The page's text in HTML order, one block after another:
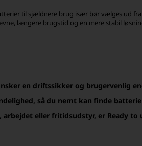
til sjældnere brug især bør vælges ud fra
længere brugstid og en mere stabil
en driftssikker og brugervenlig
så du nemt kan finde
eller fritidsudstyr, er Ready to